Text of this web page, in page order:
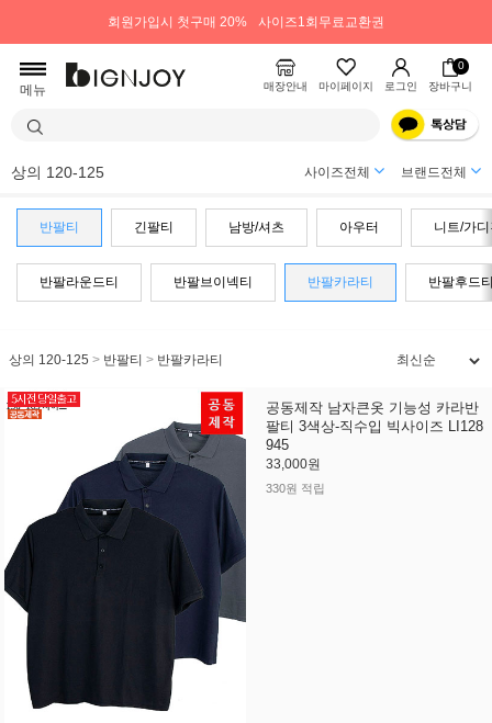
회원가입시 첫구매 20% 사이즈1회무료교환권
메뉴 매장안내 마이페이지 로그인
0
장바구니
상의 120-125 사이즈전체 브랜드전체
반팔티 긴팔티 남방/셔츠 아우터 니트/가
반팔라운드티 반팔브이넥티 반팔카라티 반팔후드
상의 120-125 > 반팔티 > 반팔카라티
공동제작 남자큰옷 기능성 카라반
팔티 3색상-직수입 빅사이즈 LI128
945
33,000원
330원 적립